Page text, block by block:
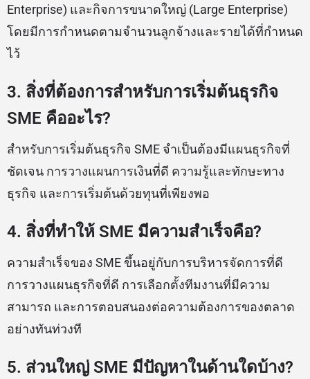
Enterprise) และกิจการขนาดใหญ่ (Large Enterprise)
โดยมีการกำหนดตามจำนวนลูกจ้างและรายได้ที่กำหนด
ไว้
3. สิ่งที่ต้องการสำหรับการเริ่มต้นธุรกิจ
SME คืออะไร?
สำหรับการเริ่มต้นธุรกิจ SME จำเป็นต้องมีแผนธุรกิจที่
ชัดเจน การวางแผนการเงินที่ดี ความรู้และทักษะทาง
ธุรกิจ และการเริ่มต้นด้วยทุนที่เพียงพอ
4. สิ่งที่ทำให้ SME มีความสำเร็จคือ?
ความสำเร็จของ SME ขึ้นอยู่กับการบริหารจัดการที่ดี
การวางแผนธุรกิจที่ดี การเลือกตั้งทีมงานที่มีความ
สามารถ และการตอบสนองต่อความต้องการของตลาด
อย่างทันท่วงที
5. ส่วนใหญ่ SME มีปัญหาในด้านใดบ้าง?